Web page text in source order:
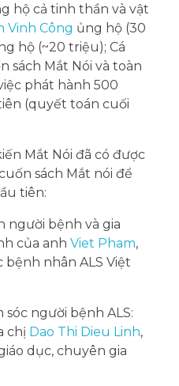
hộ cả tinh thần và vật
Vinh Công ủng hộ (30
hộ (~20 triệu); Cá
sách Mắt Nói và toàn
phát hành 500
(quyết toán cuối
Mắt Nói đã có được
sách Mắt nói để
tiên:
người bệnh và gia
của anh Viet Pham,
nhân ALS Việt
sóc người bệnh ALS:
chị Dao Thi Dieu Linh,
dục, chuyên gia